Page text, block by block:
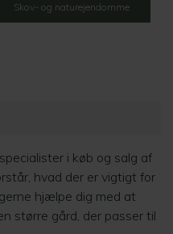
Skov- og naturejendomme
i køb og salg af
hvad der er vigtigt for
hjælpe dig med at
større gård, der passer til